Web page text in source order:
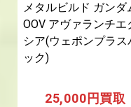
メタルビルド ガンダ
OOV アヴァランチエ
シア(ウェポンプラス
ック)
25,000円買取